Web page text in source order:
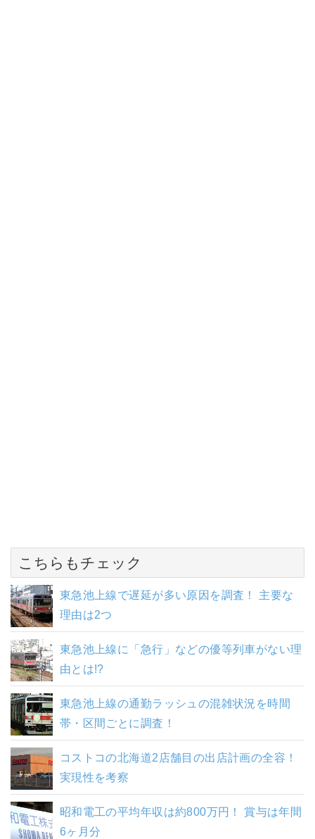
こちらもチェック
東急池上線で遅延が多い原因を調査！ 主要な
理由は2つ
東急池上線に「急行」などの優等列車がない理
由とは!?
東急池上線の通勤ラッシュの混雑状況を時間
帯・区間ごとに調査！
コストコの北海道2店舗目の出店計画の全容！
実現性を考察
昭和電工の平均年収は約800万円！ 賞与は年間
6ヶ月分